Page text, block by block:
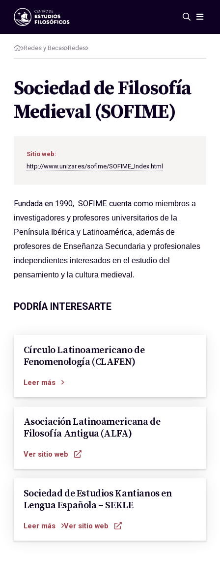
Eventos
Novedades
Investigación
Publicaciones
Galería
Miembros
Reglamento
Convenios
Redes y Becas Redes
Sociedad de Filosofía
Medieval (SOFIME)
Sitio web:
http://www.unizar.es/sofime/SOFIME_Index.html
Fundada en 1990, SOFIME cuenta como miembros a
investigadores y profesores universitarios de la
Península Ibérica y Latinoamérica, además de
profesores de Enseñanza Secundaria y profesionales
independientes interesados en el estudio del
pensamiento y la cultura medieval.
PODRÍA INTERESARTE
Círculo Latinoamericano de
Fenomenología (CLAFEN)
Leer más
Asociación Latinoamericana de
Filosofía Antigua (ALFA)
Ver sitio web
Sociedad de Estudios Kantianos en
Lengua Española – SEKLE
Leer más Ver sitio web